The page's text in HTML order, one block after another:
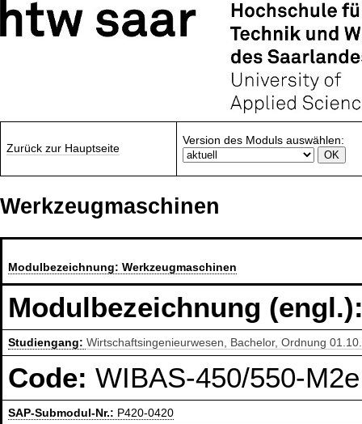
Zurück zur Hauptseite
Version des Moduls auswählen:
Werkzeugmaschinen
Modulbezeichnung:Werkzeugmaschinen
Modulbezeichnung
Studiengang:Wirtschaftsingenieurwesen, Bachelor, Ordnung
Code:WIBAS-450/550-M2e
SAP-Submodul-Nr.: P420-0420